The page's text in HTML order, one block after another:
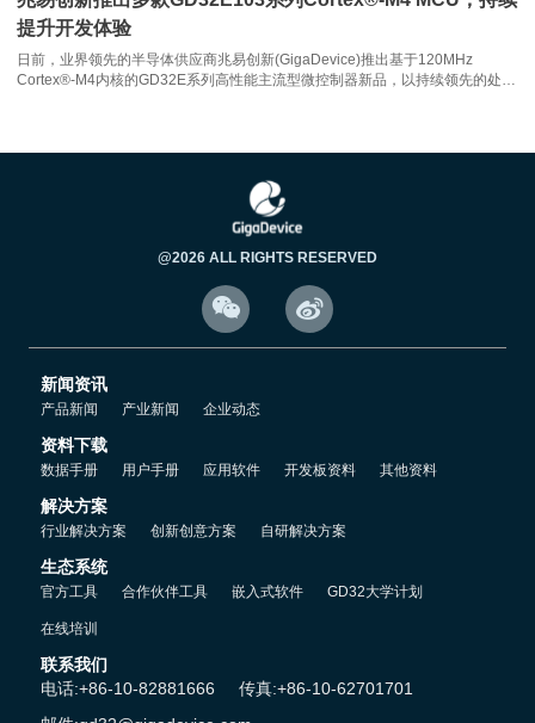
GD32F503/505系列的工作电压范围为2.6V至3.6V，支持-40°C至
+105°C的工业级工作温度。其精心设计的三种省电模式，为开发者
能胜任对功耗敏感的便携式设备和电池供电应用。
GD32F503/505系列芯片采用增强型的电磁兼容与可靠性设计，具备
卓越的综合性能与长效使用寿命。在典型工业场景下，该系列芯片可
HBM /CDM抗扰度在三次Zap测试中仍稳定维持
量，保障了系统在严苛电气环境中的长期稳定运行，无惧严苛挑战。
提升开发体验
日前，业界领先的半导体供应商兆易创新(GigaDevice)推出基于120MHz
Cortex®-M4内核的GD32E系列高性能主流型微控制器新品，以持续领先的处理
@2026 ALL RIGHTS RESERVED
 
新闻资讯
产品新闻 产业新闻 企业动态
资料下载
数据手册 用户手册 应用软件 开发板资料 其他资料
解决方案
行业解决方案 创新创意方案 自研解决方案
生态系统
官方工具 合作伙伴工具 嵌入式软件 GD32大学计划
在线培训
联系我们
电话:+86-10-82881666
传真:+86-10-62701701